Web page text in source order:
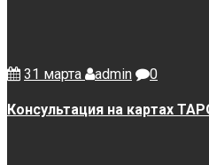
31 марта admin 0
Консультация на картах